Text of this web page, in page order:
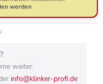
werden
weiter.
info@klinker-profi.de